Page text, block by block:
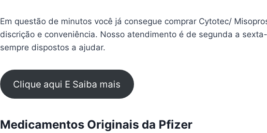
Em questão de minutos você já consegue comprar Cytotec/
discrição e conveniência. Nosso atendimento é de segunda a
sempre dispostos a ajudar.
Clique aqui E Saiba mais
Medicamentos Originais da Pfizer